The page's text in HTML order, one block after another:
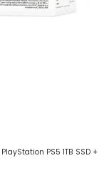
PS5 1TB SSD +